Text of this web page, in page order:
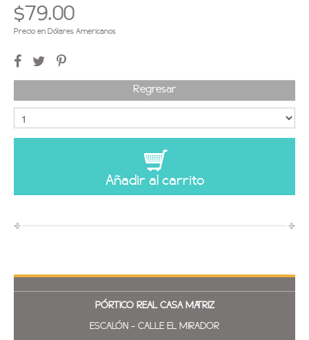
$79.00
Precio en Dólares Americanos
Regresar
Añadir al carrito
PÓRTICO REAL CASA MATRIZ
ESCALÓN - CALLE EL MIRADOR